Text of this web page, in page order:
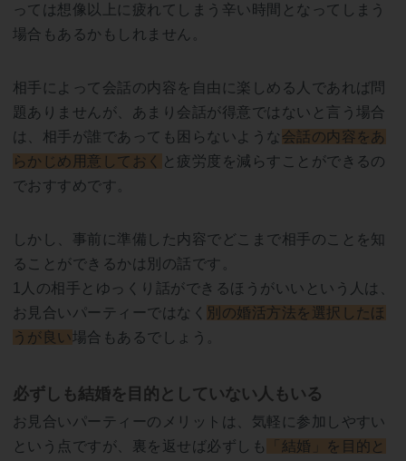
っては想像以上に疲れてしまう辛い時間となってしまう
場合もあるかもしれません。
相手によって会話の内容を自由に楽しめる人であれば問
題ありませんが、あまり会話が得意ではないと言う場合
は、相手が誰であっても困らないような 会話の内容をあ
らかじめ用意しておく と疲労度を減らすことができるの
でおすすめです。
しかし、事前に準備した内容でどこまで相手のことを知
ることができるかは別の話です。
1人の相手とゆっくり話ができるほうがいいという人は、
お見合いパーティーではなく 別の婚活方法を選択したほ
うが良い場合もあるでしょう。
必ずしも結婚を目的としていない人もいる
お見合いパーティーのメリットは、気軽に参加しやすい
という点ですが、裏を返せば必ずしも
「結婚」を目的と